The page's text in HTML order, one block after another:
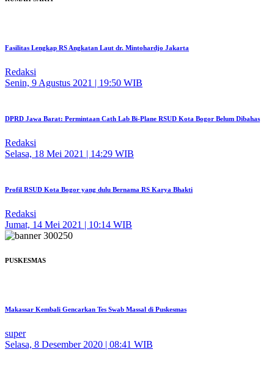
Fasilitas Lengkap RS Angkatan Laut dr. Mintohardjo Jakarta
Redaksi
Senin, 9 Agustus 2021 | 19:50 WIB
DPRD Jawa Barat: Permintaan Cath Lab Bi-Plane RSUD Kota Bogor Belum Dibahas
Redaksi
Selasa, 18 Mei 2021 | 14:29 WIB
Profil RSUD Kota Bogor yang dulu Bernama RS Karya Bhakti
Redaksi
Jumat, 14 Mei 2021 | 10:14 WIB
PUSKESMAS
Makassar Kembali Gencarkan Tes Swab Massal di Puskesmas
super
Selasa, 8 Desember 2020 | 08:41 WIB